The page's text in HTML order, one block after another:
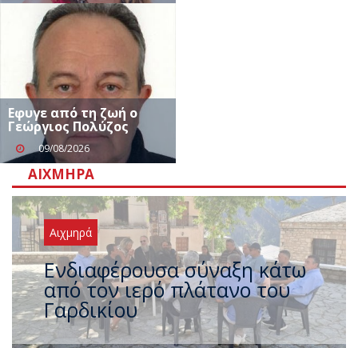
Eφυγε από τη ζωή ο
Γεώργιος Πολύζος
09/08/2026
ΑΙΧΜΗΡΆ
Αιχμηρά
Η μεγάλη έξοδος των
Τρικαλινών (και το ακόμα
μεγαλύτερο τρέξιμο των
πολιτικών)